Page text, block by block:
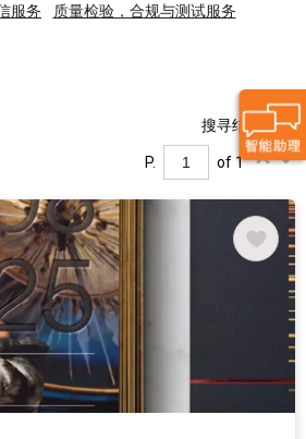
服务
质量检验，合规与测试服务
搜寻结果：20
P. of 1